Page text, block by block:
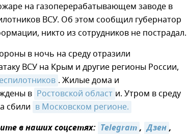
на газоперерабатывающем заводе в
ВСУ. Об этом сообщил губернатор
никто из сотрудников не пострадал.
в ночь на среду отразили
ВСУ на Крым и другие регионы России,
. Жилые дома и
в Ростовской област и. Утром в среду
сбили в Московском регионе.
в наших соцсетях: Telegram, Дзен,